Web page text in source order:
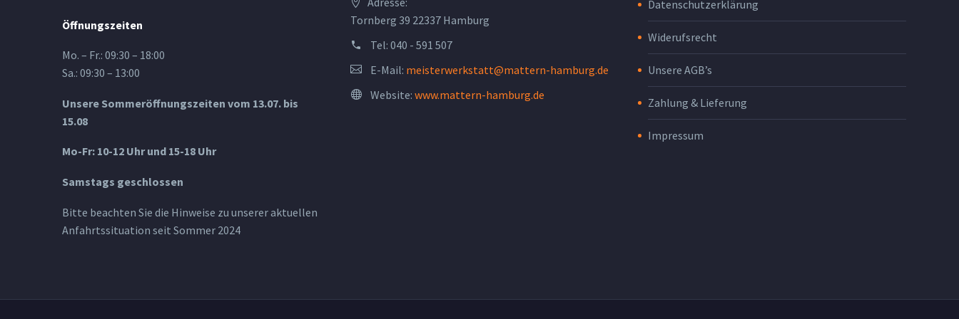
Öffnungszeiten
Mo. – Fr.: 09:30 – 18:00
Sa.: 09:30 – 13:00
Unsere Sommeröffnungszeiten vom 13.07. bis
15.08
Mo-Fr: 10-12 Uhr und 15-18 Uhr
Samstags geschlossen
Bitte beachten Sie die Hinweise zu unserer aktuellen
Anfahrtssituation seit Sommer 2024
Tornberg 39 22337 Hamburg
Tel: 040 - 591 507
E-Mail: meisterwerkstatt@mattern-hamburg.de
Website: www.mattern-hamburg.de
Datenschutzerklärung
Widerufsrecht
Unsere AGB’s
Zahlung & Lieferung
Impressum